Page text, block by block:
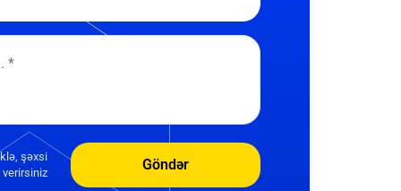
şəxsi
verirsiniz
Göndər